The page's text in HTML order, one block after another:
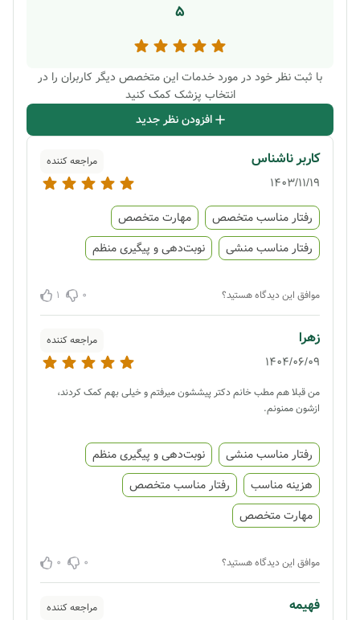
5
با ثبت نظر خود در مورد خدمات این متخصص دیگر کاربران را در
انتخاب پزشک کمک کنید
افزودن نظر جدید
کاربر ناشناس مراجعه کننده
1403/11/19
رفتار مناسب متخصص
مهارت متخصص
رفتار مناسب منشی
نوبت‌دهی و پیگیری منظم
موافق این دیدگاه هستید؟ 0
1
زهرا مراجعه کننده
1404/06/09
من قبلا هم مطب خانم دکتر پیششون میرفتم و خیلی بهم کمک کردند،
ازشون ممنونم.
رفتار مناسب منشی
نوبت‌دهی و پیگیری منظم
هزینه مناسب
رفتار مناسب متخصص
مهارت متخصص
موافق این دیدگاه هستید؟ 0
0
فهیمه مراجعه کننده